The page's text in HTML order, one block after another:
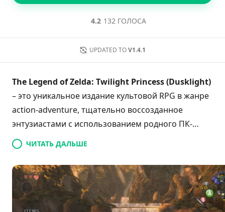
4.2 132 ГОЛОСА
UPDATED TO V1.4.1
The Legend of Zelda: Twilight Princess (Dusklight)
– это уникальное издание культовой RPG в жанре
action-adventure, тщательно воссозданное
энтузиастами с использованием родного ПК-
порта из проекта Twilit Realm. В отличие от
запуска игры через традиционные эмуляторы, эта
готовая к игре APK-сборка предлагает
пользователям Android безупречную
оптимизацию, плавную работу до 60 FPS,
текстурные пакеты высокого разрешения и
ЧИТАТЬ ДАЛЬШЕ